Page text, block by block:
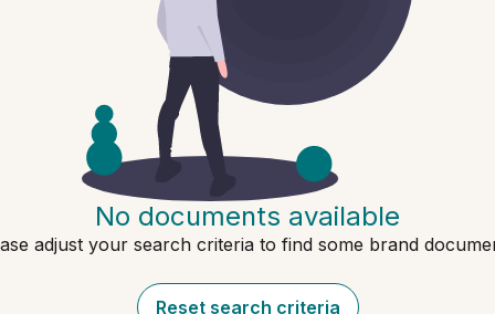
No documents available
adjust your search criteria to find some brand
Reset search criteria